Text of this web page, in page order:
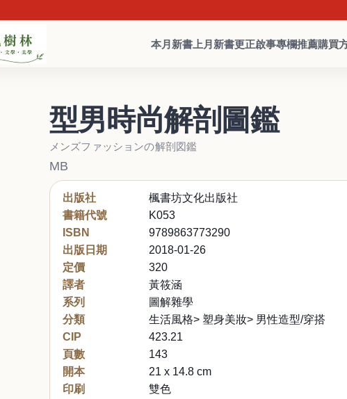
本月新書 上月新書更正啟事專欄推薦購買
型男時尚解剖圖鑑
メンズファッションの解剖図鑑
MB
出版社
楓書坊文化出版社
書籍代號
K053
ISBN
9789863773290
出版日期
2018-01-26
定價
320
譯者
黃筱涵
系列
圖解雜學
分類
生活風格> 塑身美妝> 男性造型/穿搭
CIP
423.21
頁數
143
開本
21 x 14.8 cm
印刷
雙色